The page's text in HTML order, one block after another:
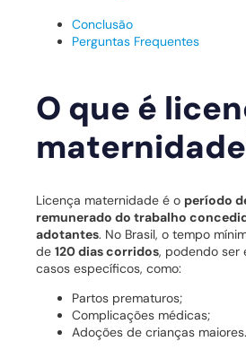
Conclusão
Perguntas Frequentes
O que é
Licença maternidade é o período
remunerado do trabalho
adotantes. No Brasil, o tempo
de 120 dias corridos, podendo ser
casos específicos, como:
Partos prematuros;
Complicações médicas;
Adoções de crianças